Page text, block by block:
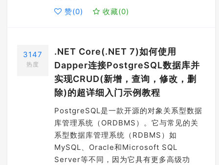
赞(0) 收藏(0)
3147
热度
.NET Core(.NET 7)如何使用
Dapper连接PostgreSQL数据库并
实现CRUD(新增，查询，修改，删
除)的超详细入门示例教程
PostgreSQL是一款开源的对象关系型数据
库管理系统（ORDBMS）。它与常见的关
系型数据库管理系统（RDBMS）如
MySQL、Oracle和Microsoft SQL
Server等不同，因为它具有更多高级功